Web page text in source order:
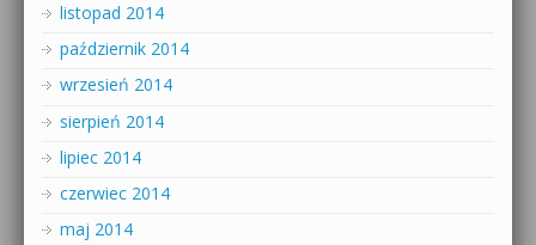
listopad 2014
październik 2014
wrzesień 2014
sierpień 2014
lipiec 2014
czerwiec 2014
maj 2014